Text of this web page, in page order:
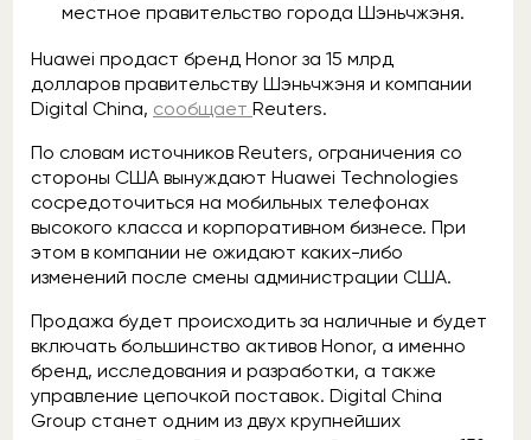
местное правительство города Шэньчжэня.
Huawei продаст бренд Honor за 15 млрд
долларов правительству Шэньчжэня и компании
Digital China, сообщает Reuters.
По словам источников Reuters, ограничения со
стороны США вынуждают Huawei Technologies
сосредоточиться на мобильных телефонах
высокого класса и корпоративном бизнесе. При
этом в компании не ожидают каких-либо
изменений после смены администрации США.
Продажа будет происходить за наличные и будет
включать большинство активов Honor, а именно
бренд, исследования и разработки, а также
управление цепочкой поставок. Digital China
Group станет одним из двух крупнейших